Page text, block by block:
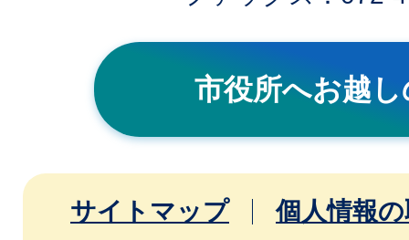
市役所へお越
サイトマップ
個人情報